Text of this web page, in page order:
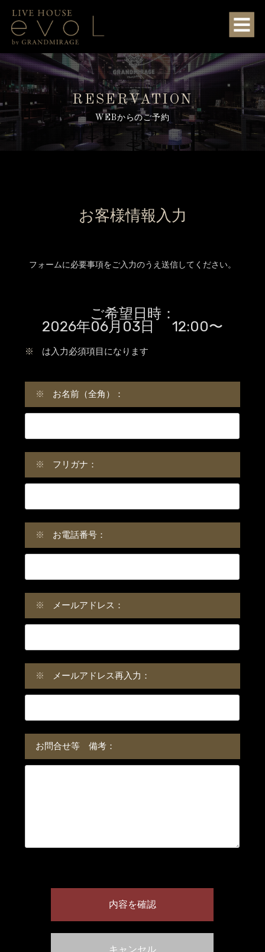
RESERVATION
WEBからのご予約
お客様情報入力
フォームに必要事項をご入力のうえ送信してください。
ご希望日時：
2026年06月03日 12:00〜
※ は入力必須項目になります
※ お名前（全角）：
※ フリガナ：
※ お電話番号：
※ メールアドレス：
※ メールアドレス再入力：
お問合せ等 備考：